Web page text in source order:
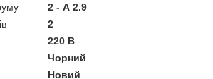
2 - А 2.9
2
220 В
Чорний
Новий